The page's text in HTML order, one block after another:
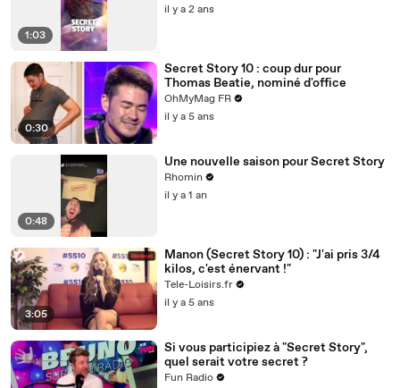
1:03
il y a 2 ans
0:30
Secret Story 10 : coup dur pour
Thomas Beatie, nominé d'office
OhMyMag FR
il y a 5 ans
0:48
Une nouvelle saison pour Secret Story
Rhomin
il y a 1 an
3:05
Manon (Secret Story 10) : "J'ai pris 3/4
kilos, c'est énervant !"
Tele-Loisirs.fr
il y a 5 ans
Si vous participiez à "Secret Story",
quel serait votre secret ?
Fun Radio